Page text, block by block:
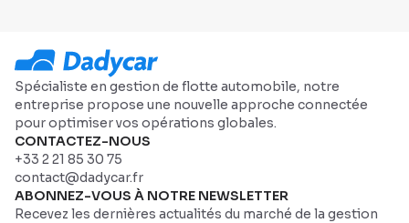
Spécialiste en gestion de flotte automobile, notre
entreprise propose une nouvelle approche connectée
pour optimiser vos opérations globales.
CONTACTEZ-NOUS
+33 2 21 85 30 75
contact@dadycar.fr
ABONNEZ-VOUS À NOTRE NEWSLETTER
Recevez les dernières actualités du marché de la gestion